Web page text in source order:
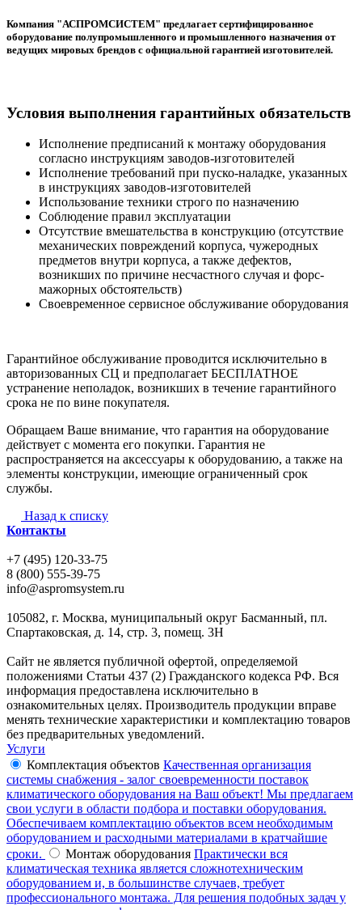
Компания "АСПРОМСИСТЕМ" предлагает сертифицированное
оборудование полупромышленного и промышленного назначения от
ведущих мировых брендов с официальной гарантией изготовителей.
Условия выполнения гарантийных обязательств
Исполнение предписаний к монтажу оборудования
согласно инструкциям заводов-изготовителей
Исполнение требований при пуско-наладке, указанных
в инструкциях заводов-изготовителей
Использование техники строго по назначению
Соблюдение правил эксплуатации
Отсутствие вмешательства в конструкцию (отсутствие
механических повреждений корпуса, чужеродных
предметов внутри корпуса, а также дефектов,
возникших по причине несчастного случая и форс-
мажорных обстоятельств)
Своевременное сервисное обслуживание оборудования
Гарантийное обслуживание проводится исключительно в
авторизованных СЦ и предполагает БЕСПЛАТНОЕ
устранение неполадок, возникших в течение гарантийного
срока не по вине покупателя.
Обращаем Ваше внимание, что гарантия на оборудование
действует с момента его покупки. Гарантия не
распространяется на аксессуары к оборудованию, а также на
элементы конструкции, имеющие ограниченный срок
службы.
Назад к списку
Контакты
+7 (495) 120-33-75
8 (800) 555-39-75
info@aspromsystem.ru
105082, г. Москва, муниципальный округ Басманный, пл.
Спартаковская, д. 14, стр. 3, помещ. 3Н
Сайт не является публичной офертой, определяемой
положениями Статьи 437 (2) Гражданского кодекса РФ. Вся
информация предоставлена исключительно в
ознакомительных целях. Производитель продукции вправе
менять технические характеристики и комплектацию товаров
без предварительных уведомлений.
Услуги
Комплектация объектов Качественная организация
системы снабжения - залог своевременности поставок
климатического оборудования на Ваш объект! Мы предлагаем
свои услуги в области подбора и поставки оборудования.
Обеспечиваем комплектацию объектов всем необходимым
оборудованием и расходными материалами в кратчайшие
сроки.
Монтаж оборудования Практически вся
климатическая техника является сложнотехническим
оборудованием и, в большинстве случаев, требует
профессионального монтажа. Для решения подобных задач у